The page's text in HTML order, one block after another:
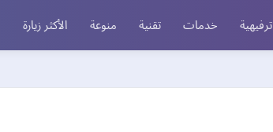
ترفيهية خدمات تقنية منوعة الأكثر زيارة